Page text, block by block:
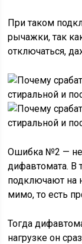
При таком
рычажки, так
отключаться,
Ошибка №2 —
дифавтомата. В
подключают на
мимо, то есть
Тогда
нагрузке он